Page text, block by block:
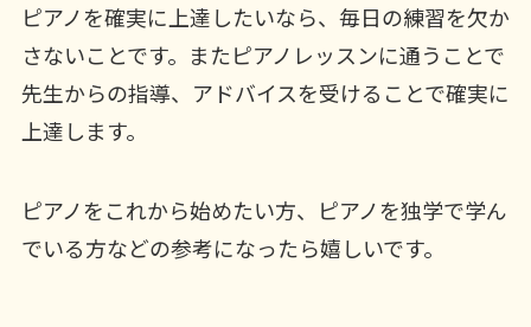
ピアノを確実に上達したいなら、毎日の練習を欠か
さないことです。またピアノレッスンに通うことで
先生からの指導、アドバイスを受けることで確実に
上達します。
ピアノをこれから始めたい方、ピアノを独学で学ん
でいる方などの参考になったら嬉しいです。